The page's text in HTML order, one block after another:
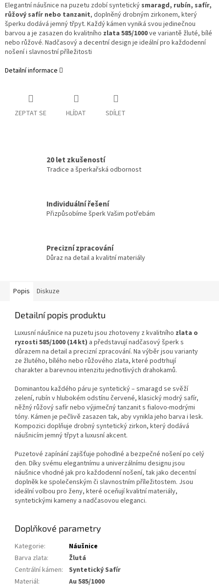
Elegantní náušnice na puzetu zdobí syntetický smaragd, rubín, safír,
růžový safír nebo tanzanit, doplněný drobným zirkonem, který
šperku dodává jemný třpyt. Každý kámen vyniká svou jedinečnou
barvou a je zasazen do kvalitního zlata 585/1000ve variantě žluté, bílé
nebo růžové. Nadčasový a decentní design je ideální pro každodenní
nošení i slavnostní příležitosti
Detailní informace
ZEPTAT SE HLÍDAT SDÍLET
20 let zkušeností
Tradice a šperkařská odbornost
Individuální řešení
Přizpůsobíme šperk Vašim potřebám
Precizní zpracování
Důraz na detail a kvalitní materiály
Popis Diskuze
Detailní popis produktu
Luxusní náušnice na puzetu jsou zhotoveny z kvalitního zlata o
ryzosti 585/1000 (14 kt) a představují nadčasový šperk s
důrazem na detail a precizní zpracování. Na výběr jsou varianty
ze žlutého, bílého nebo růžového zlata, které podtrhují
charakter a barevnou intenzitu jednotlivých drahokamů.
Dominantou každého páru je syntetický – smaragd se svěží
zelení, rubín v hlubokém odstínu červené, klasický modrý safír,
něžný růžový safír nebo výjimečný tanzanit s fialovo-modrými
tóny. Kámen je pečlivě zasazen tak, aby vynikla jeho barva i lesk.
Kompozici doplňuje drobný syntetický zirkon, který dodává
náušnicím jemný třpyt a luxusní akcent.
Puzetové zapínání zajišťuje pohodlné a bezpečné nošení po celý
den. Díky svému elegantnímu a univerzálnímu designu jsou
náušnice vhodné jak pro každodenní nošení, tak jako decentní
doplněk ke společenským či slavnostním příležitostem. Jsou
ideální volbou pro ženy, které oceňují kvalitní materiály,
syntetickými kameny a nadčasovou eleganci.
Doplňkové parametry
Kategorie:
Náušnice
Barva zlata:
Žlutá
Centrální kámen:
Syntetický Safír
Materiál:
Au 585/1000